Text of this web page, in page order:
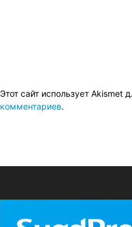
Этот сайт использует Akismet
комментариев.